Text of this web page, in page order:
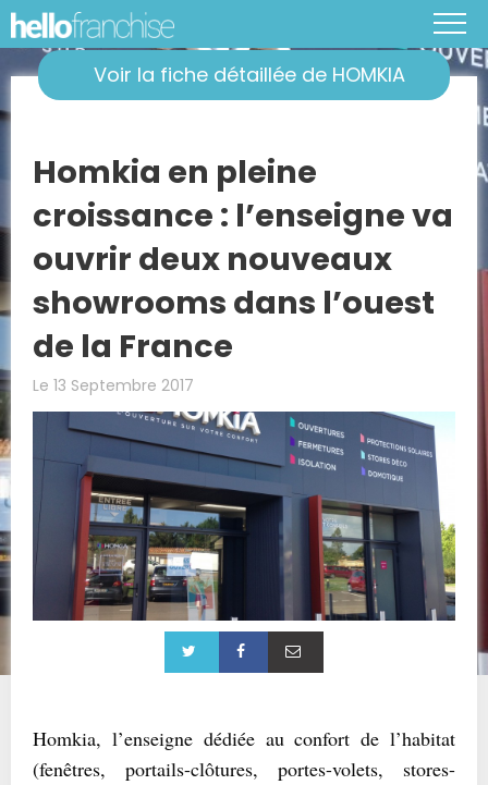
Voir la fiche détaillée de HOMKIA
Homkia en pleine
croissance : l’enseigne va
ouvrir deux nouveaux
showrooms dans l’ouest
de la France
Le 13 Septembre 2017
Homkia, l’enseigne dédiée au confort de l’habitat
(fenêtres, portails-clôtures, portes-volets, stores-